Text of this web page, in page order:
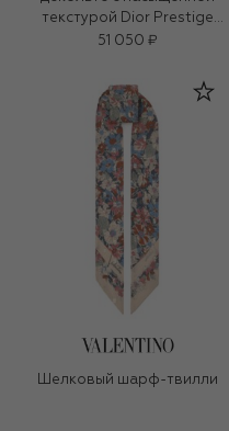
текстурой Dior Prestige
(50ml)
51 050 ₽
Шелковый шарф-твилли